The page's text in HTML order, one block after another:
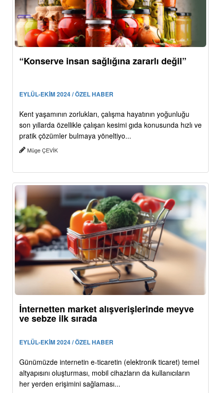
“Konserve insan sağlığına zararlı değil”
EYLÜL-EKİM 2024 / ÖZEL HABER
Kent yaşamının zorlukları, çalışma hayatının yoğunluğu
son yıllarda özellikle çalışan kesimi gıda konusunda hızlı ve
pratik çözümler bulmaya yöneltiyo...
Müge ÇEVİK
İnternetten market alışverişlerinde meyve
ve sebze ilk sırada
EYLÜL-EKİM 2024 / ÖZEL HABER
Günümüzde internetin e-ticaretin (elektronik ticaret) temel
altyapısını oluşturması, mobil cihazların da kullanıcıların
her yerden erişimini sağlaması...